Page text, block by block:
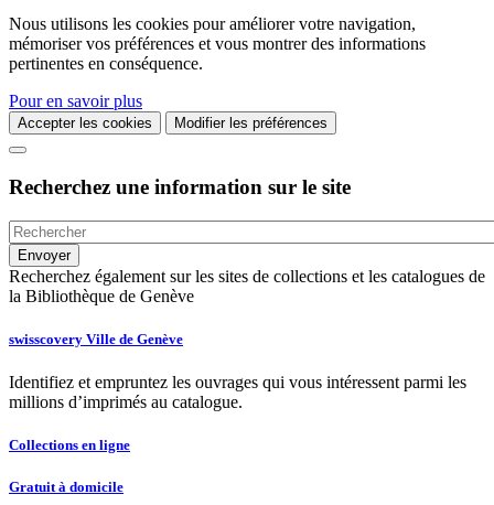
Nous utilisons les cookies pour améliorer votre navigation,
mémoriser vos préférences et vous montrer des informations
pertinentes en conséquence.
Pour en savoir plus
Accepter les cookies Modifier les préférences
Recherchez une information sur le site
Recherchez également sur les sites de collections et les catalogues de
la Bibliothèque de Genève
swisscovery Ville de Genève
Identifiez et empruntez les ouvrages qui vous intéressent parmi les
millions d’imprimés au catalogue.
Collections en ligne
Gratuit à domicile